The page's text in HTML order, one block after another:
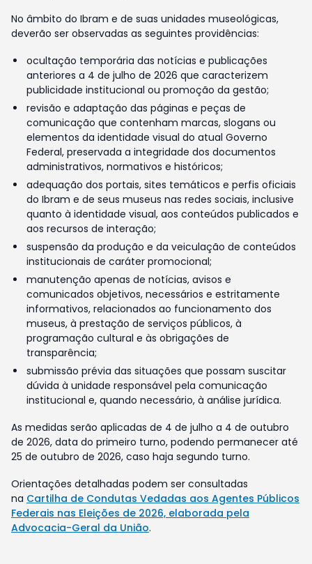
No âmbito do Ibram e de suas unidades museológicas,
deverão ser observadas as seguintes providências:
ocultação temporária das notícias e publicações
anteriores a 4 de julho de 2026 que caracterizem
publicidade institucional ou promoção da gestão;
revisão e adaptação das páginas e peças de
comunicação que contenham marcas, slogans ou
elementos da identidade visual do atual Governo
Federal, preservada a integridade dos documentos
administrativos, normativos e históricos;
adequação dos portais, sites temáticos e perfis oficiais
do Ibram e de seus museus nas redes sociais, inclusive
quanto à identidade visual, aos conteúdos publicados e
aos recursos de interação;
suspensão da produção e da veiculação de conteúdos
institucionais de caráter promocional;
manutenção apenas de notícias, avisos e
comunicados objetivos, necessários e estritamente
informativos, relacionados ao funcionamento dos
museus, à prestação de serviços públicos, à
programação cultural e às obrigações de
transparência;
submissão prévia das situações que possam suscitar
dúvida à unidade responsável pela comunicação
institucional e, quando necessário, à análise jurídica.
As medidas serão aplicadas de 4 de julho a 4 de outubro
de 2026, data do primeiro turno, podendo permanecer até
25 de outubro de 2026, caso haja segundo turno.
Orientações detalhadas podem ser consultadas
na Cartilha de Condutas Vedadas aos Agentes Públicos
Federais nas Eleições de 2026, elaborada pela
Advocacia-Geral da União.